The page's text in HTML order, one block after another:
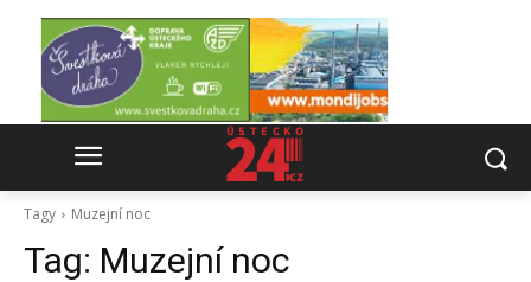
Tagy Muzejní noc
Tag: Muzejní noc